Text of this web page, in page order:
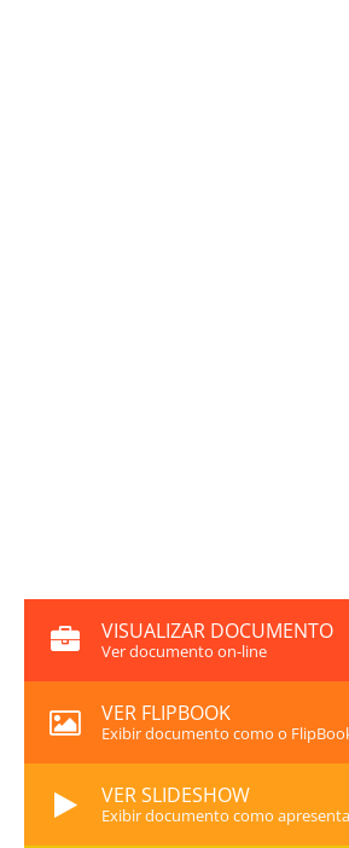
VISUALIZAR DOCUMENTO
Ver documento on-line
VER FLIPBOOK
Exibir documento como o
VER SLIDESHOW
Exibir documento como